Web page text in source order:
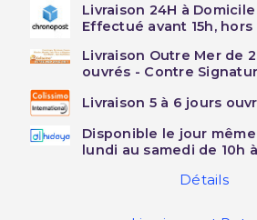
Livraison 24H à
Effectué avant 15h, hors
Livraison Outre Mer de
ouvrés - Contre
Livraison 5 à 6 jours
Disponible le jour
lundi au samedi de 10h
Détails